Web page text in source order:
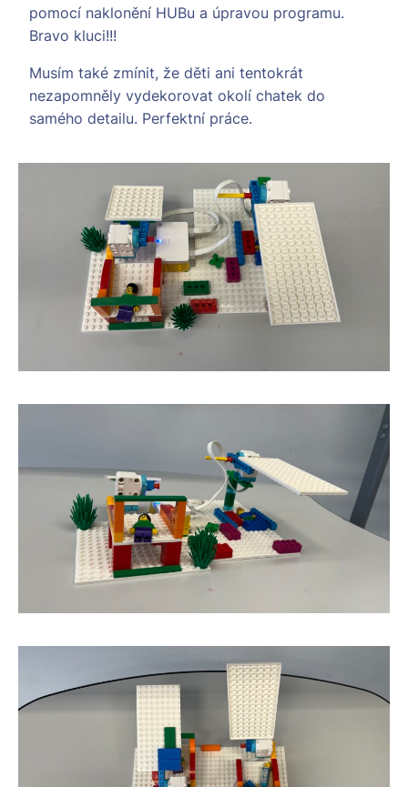
pomocí naklonění HUBu a úpravou programu.
Bravo kluci!!!
Musím také zmínit, že děti ani tentokrát
nezapomněly vydekorovat okolí chatek do
samého detailu. Perfektní práce.